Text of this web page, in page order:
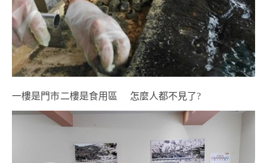
一樓是門市二樓是食用區 怎麼人都不見了?